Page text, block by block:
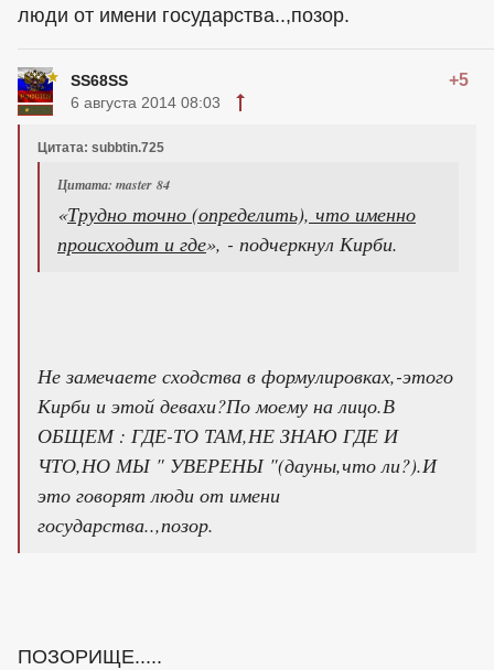
люди от имени государства..,позор.
SS68SS +5
6 августа 2014 08:03
Цитата: subbtin.725
Цитата: master 84
«Трудно точно (определить), что именно
происходит и где», - подчеркнул Кирби.
Не замечаете сходства в формулировках,-этого
Кирби и этой девахи?По моему на лицо.В
ОБЩЕМ : ГДЕ-ТО ТАМ,НЕ ЗНАЮ ГДЕ И
ЧТО,НО МЫ " УВЕРЕНЫ "(дауны,что ли?).И
это говорят люди от имени
государства..,позор.
ПОЗОРИЩЕ.....